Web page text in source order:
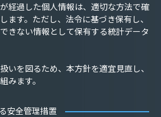
経過した個人情報は、適切な方法で確
ます。ただし、法令に基づき保有し、
きない情報として保有する統計データ
いを図るため、本方針を適宜見直し、
みます。
安全管理措置